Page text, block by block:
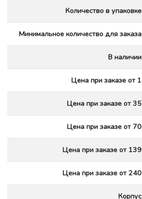
Количество в упаковке
Минимальное количество для заказа
В наличии
Цена при заказе от 1
Цена при заказе от 35
Цена при заказе от 70
Цена при заказе от 139
Цена при заказе от 240
Корпус